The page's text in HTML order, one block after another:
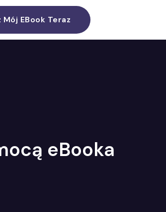
EBook Teraz
eBooka